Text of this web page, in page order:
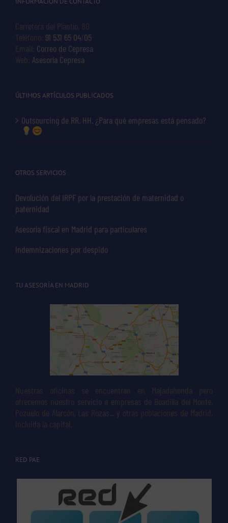
Carretera del Plantío, 80
Teléfono: 91 531 65 04 05
Email: Correo de Cepresa
Web: Asesoría Cepresa
ÚLTIMOS ARTÍCULOS PUBLICADOS
Outsourcing de RR. HH. ¿Para qué empresas está pensado?
OTROS SERVICIOS
Devolución del IRPF por la prestación de maternidad o
paternidad
Asesoría fiscal en Madrid para particulares
Indemnizaciones por despido
TU ASESORÍA EN MADRID
Nuestras oficinas se encuentran en Majadahonda pero
ofrecemos nuestro servicio a empresas de Boadilla del Monte,
Pozuelo de Alarcón, Las Rozas... y otras poblaciones de Madrid,
incluida la capital.
RED PAE